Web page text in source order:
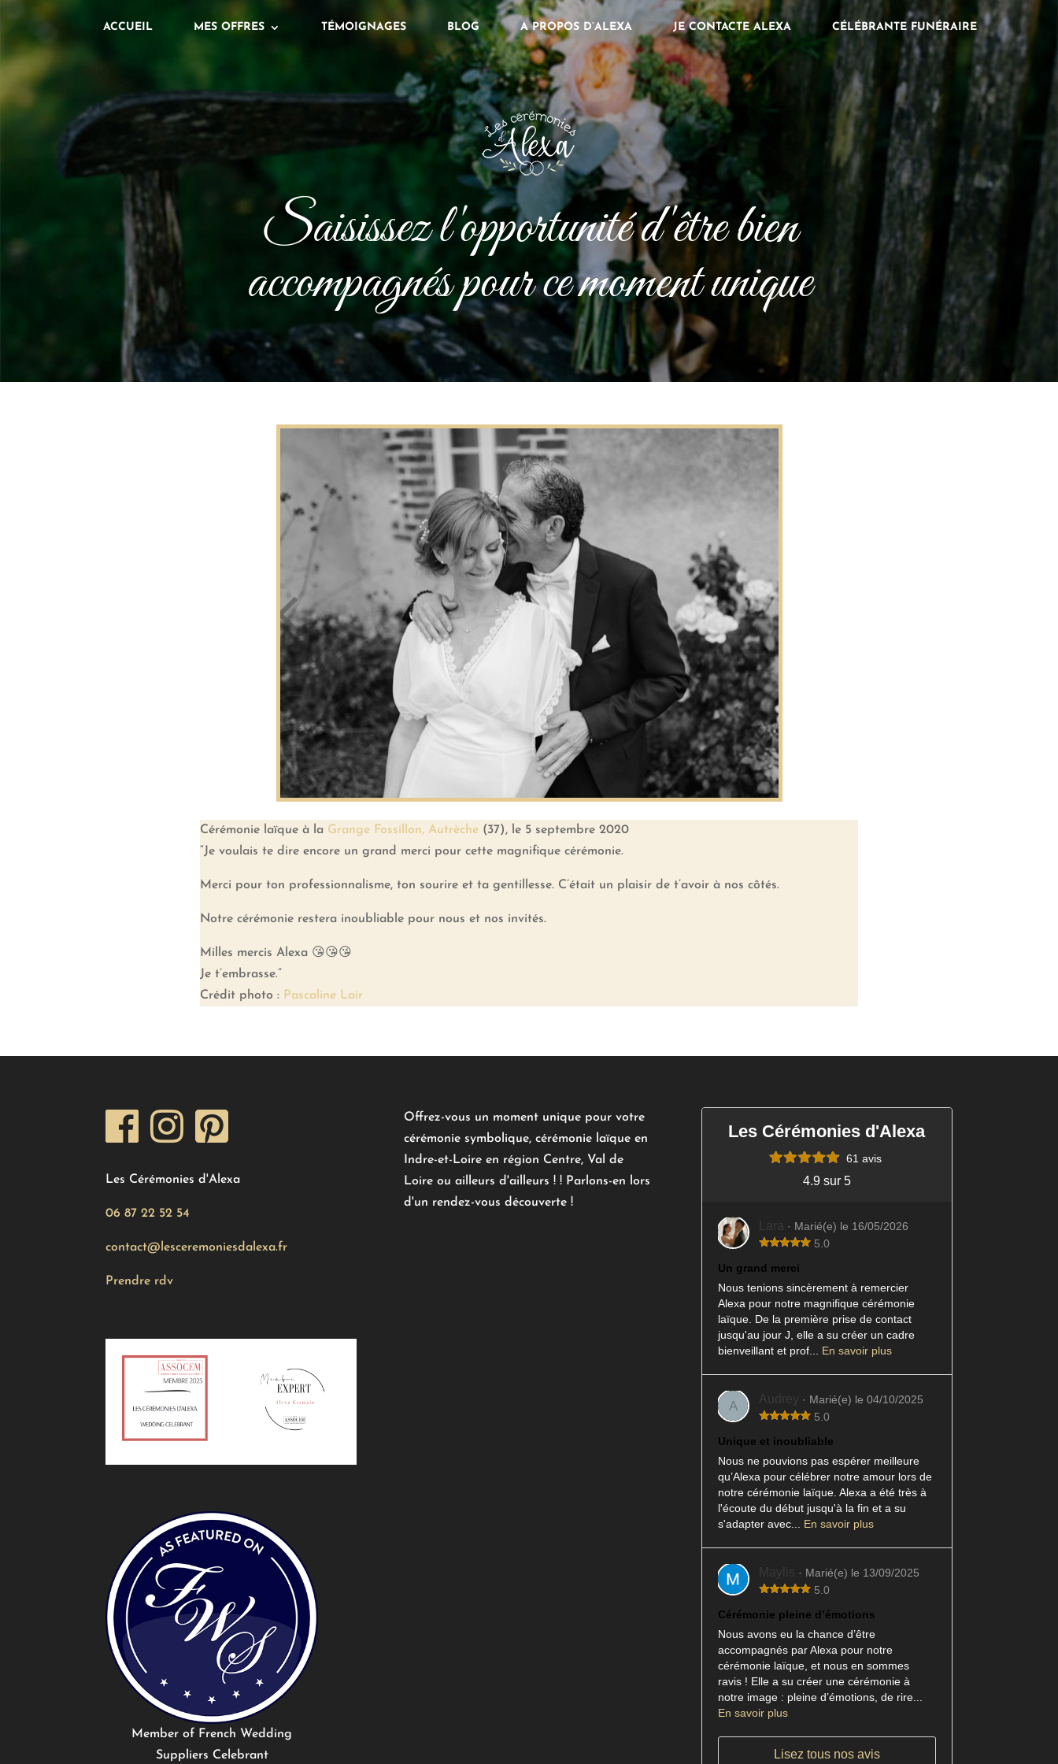
ACCUEIL MES OFFRES TÉMOIGNAGES BLOG A PROPOS D’ALEXA JE CONTACTE ALEXA CÉLÉBRANTE FUNÉRAIRE
Saisissez l'opportunité d'être bien
accompagnés pour ce moment unique
Cérémonie laïque à la Grange Fossillon, Autrèche (37), le 5 septembre 2020
“Je voulais te dire encore un grand merci pour cette magnifique cérémonie.
Merci pour ton professionnalisme, ton sourire et ta gentillesse. C’était un plaisir de t’avoir à nos côtés.
Notre cérémonie restera inoubliable pour nous et nos invités.
Milles mercis Alexa 😘😘😘
Je t’embrasse.”
Crédit photo : Pascaline Lair
Les Cérémonies d'Alexa
06 87 22 52 54
contact@lesceremoniesdalexa.fr
Prendre rdv
Member of French Wedding
Suppliers Celebrant
Offrez-vous un moment unique pour votre
cérémonie symbolique, cérémonie laïque en
Indre-et-Loire en région Centre, Val de
Loire ou ailleurs d'ailleurs ! ! Parlons-en lors
d'un rendez-vous découverte !
Les Cérémonies d'Alexa
61 avis
4.9 sur 5
Lara · Marié(e) le 16/05/2026
5.0
Un grand merci
Nous tenions sincèrement à remercier
Alexa pour notre magnifique cérémonie
laïque. De la première prise de contact
jusqu'au jour J, elle a su créer un cadre
bienveillant et prof... En savoir plus
A Audrey
· Marié(e) le 04/10/2025
5.0
Unique et inoubliable
Nous ne pouvions pas espérer meilleure
qu’Alexa pour célébrer notre amour lors de
notre cérémonie laïque. Alexa a été très à
l'écoute du début jusqu'à la fin et a su
s'adapter avec... En savoir plus
Maylis · Marié(e) le 13/09/2025
5.0
Cérémonie pleine d’émotions
Nous avons eu la chance d’être
accompagnés par Alexa pour notre
cérémonie laïque, et nous en sommes
ravis ! Elle a su créer une cérémonie à
notre image : pleine d’émotions, de rire...
En savoir plus
Lisez tous nos avis